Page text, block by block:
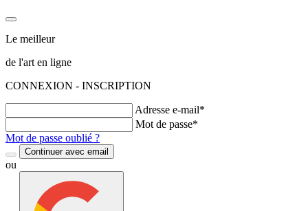
Le meilleur
de l'art en ligne
CONNEXION - INSCRIPTION
Adresse e-mail*
Mot de passe*
Mot de passe oublié ?
Continuer avec email
ou